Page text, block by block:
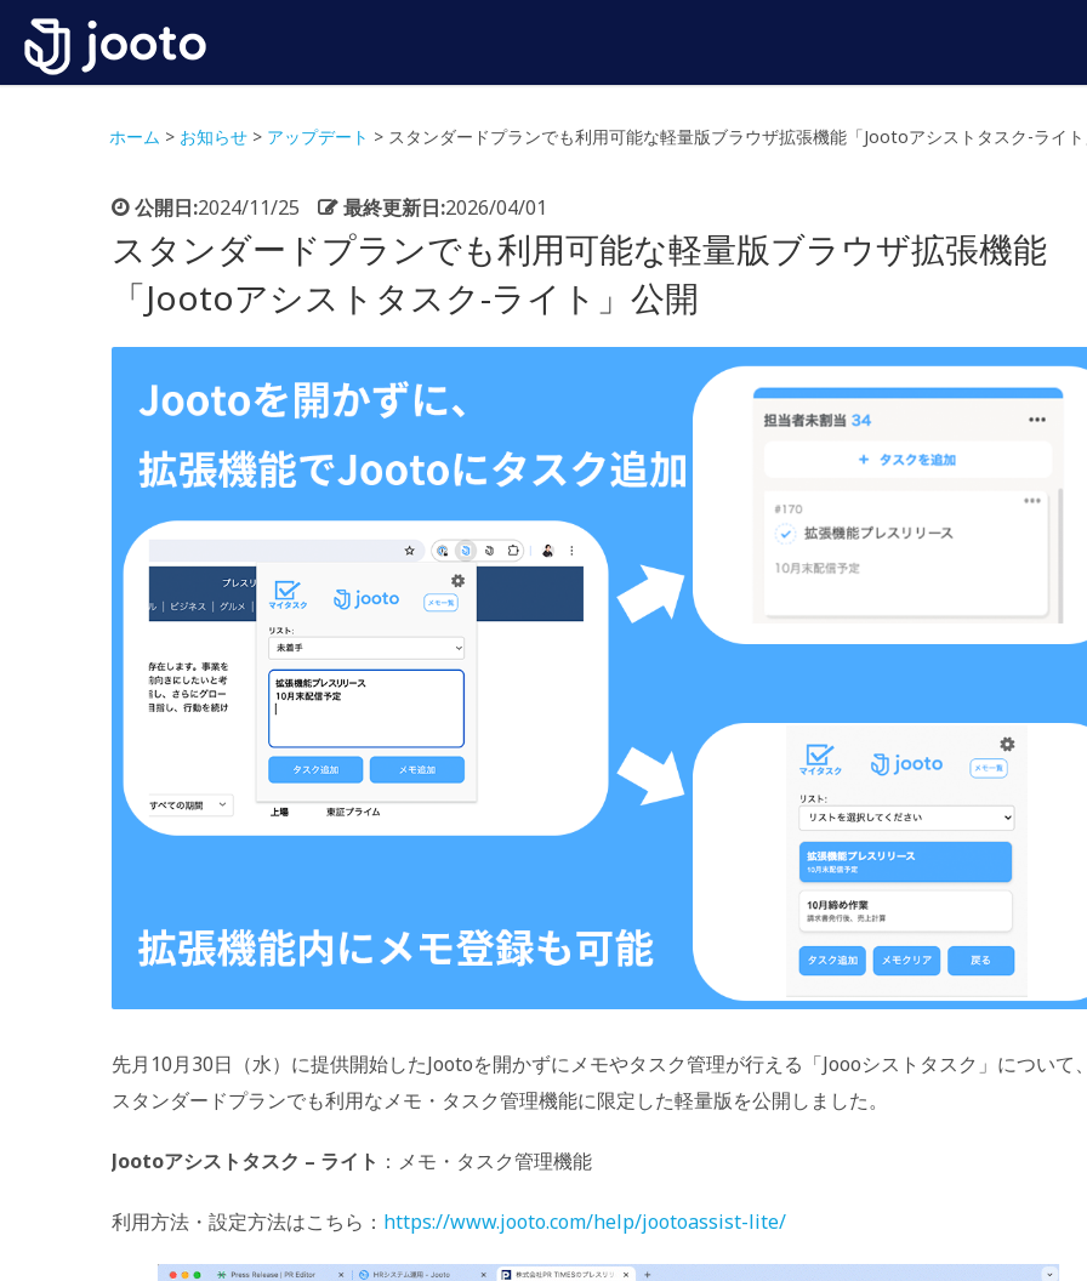
ホーム > お知らせ > アップデート > スタンダードプランでも利用可能な軽量版ブラウザ拡張機能「Jootoアシストタスク-ライ
公開日:2024/11/25 最終更新日:2026/04/01
スタンダードプランでも利用可能な軽量版ブラウザ拡張機能
「Jootoアシストタスク-ライト」公開
先月10月30日（水）に提供開始したJootoを開かずにメモやタスク管理が行える「Joooシストタスク」について
スタンダードプランでも利用なメモ・タスク管理機能に限定した軽量版を公開しました。
Jootoアシストタスク – ライト ：メモ・タスク管理機能
利用方法・設定方法はこちら： https://www.jooto.com/help/jootoassist-lite/